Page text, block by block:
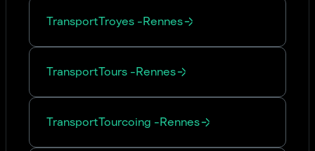
TransportTroyes -Rennes
TransportTours -Rennes
TransportTourcoing -Rennes